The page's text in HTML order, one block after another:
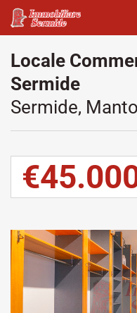
Locale
Sermide
Sermide,